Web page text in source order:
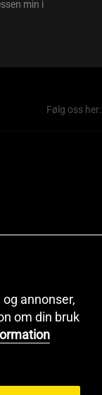
min i
Følg oss her:
annonser,
om din bruk